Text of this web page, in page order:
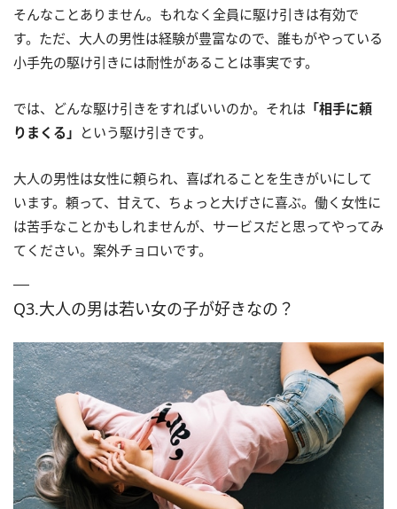
そんなことありません。もれなく全員に駆け引きは有効で
す。ただ、大人の男性は経験が豊富なので、誰もがやっている
小手先の駆け引きには耐性があることは事実です。
では、どんな駆け引きをすればいいのか。それは 「相手に頼
りまくる」 という駆け引きです。
大人の男性は女性に頼られ、喜ばれることを生きがいにして
います。頼って、甘えて、ちょっと大げさに喜ぶ。働く女性に
は苦手なことかもしれませんが、サービスだと思ってやってみ
てください。案外チョロいです。
Q3.大人の男は若い女の子が好きなの？